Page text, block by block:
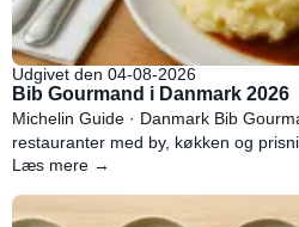
Udgivet den 04-08-2026
Bib Gourmand i Danmark 2026
Michelin Guide · Danmark Bib
restauranter med by, køkken og
Læs mere →